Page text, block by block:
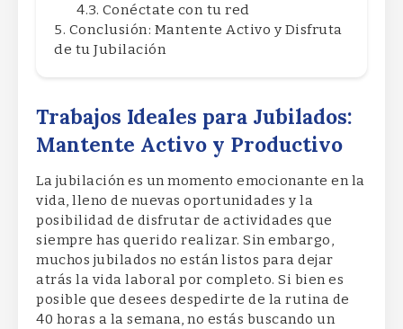
Conéctate con tu red
Conclusión: Mantente Activo y Disfruta
de tu Jubilación
Trabajos Ideales para Jubilados:
Mantente Activo y Productivo
La jubilación es un momento emocionante en la
vida, lleno de nuevas oportunidades y la
posibilidad de disfrutar de actividades que
siempre has querido realizar. Sin embargo,
muchos jubilados no están listos para dejar
atrás la vida laboral por completo. Si bien es
posible que desees despedirte de la rutina de
40 horas a la semana, no estás buscando un